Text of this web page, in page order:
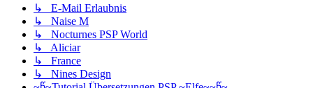
↳ E-Mail Erlaubnis
↳ Naise M
↳ Nocturnes PSP World
↳ Aliciar
↳ France
↳ Nines Design